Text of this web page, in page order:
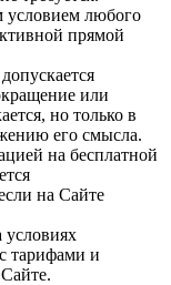
условием любого
прямой
или
но только в
его смысла.
на бесплатной
на Сайте
условиях
тарифами и